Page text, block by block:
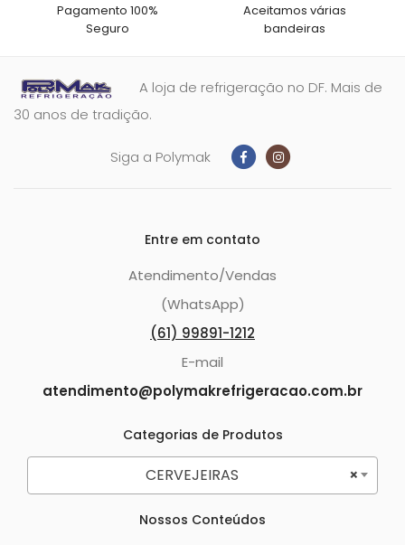
Pagamento 100%
Seguro
Aceitamos várias
bandeiras
A loja de refrigeração no DF. Mais de
30 anos de tradição.
Siga a Polymak
Entre em contato
Atendimento/Vendas
(WhatsApp)
(61) 99891-1212
E-mail
atendimento@polymakrefrigeracao.com.br
Categorias de Produtos
×
CERVEJEIRAS
Nossos Conteúdos